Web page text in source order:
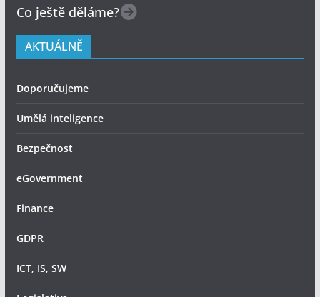
Co ještě děláme?
AKTUÁLNĚ
Doporučujeme
Umělá inteligence
Bezpečnost
eGovernment
Finance
GDPR
ICT, IS, SW